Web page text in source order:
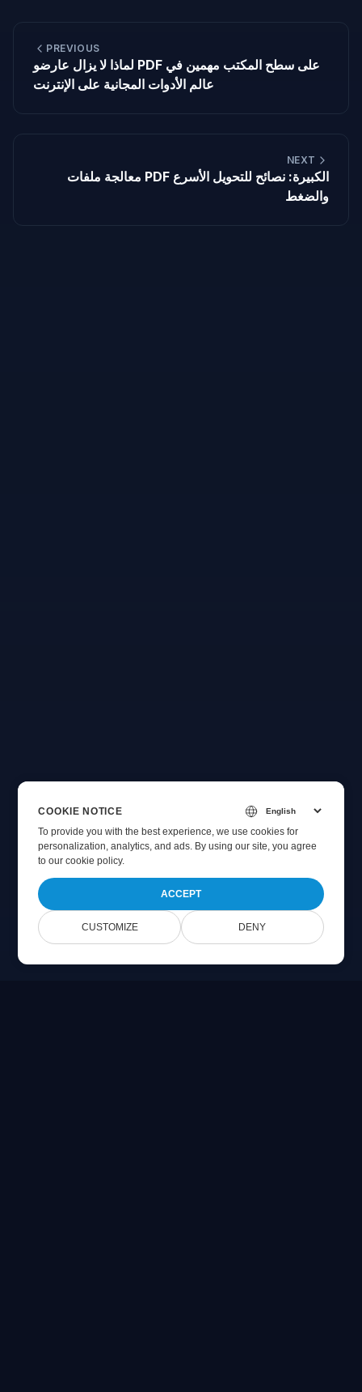
PREVIOUS
لماذا لا يزال عارضو PDF على سطح المكتب مهمين في
عالم الأدوات المجانية على الإنترنت
NEXT
معالجة ملفات PDF الكبيرة: نصائح للتحويل الأسرع
والضغط
COOKIE NOTICE
To provide you with the best experience, we use cookies for
personalization, analytics, and ads. By using our site, you agree
toour cookie policy.
ACCEPT
CUSTOMIZE DENY